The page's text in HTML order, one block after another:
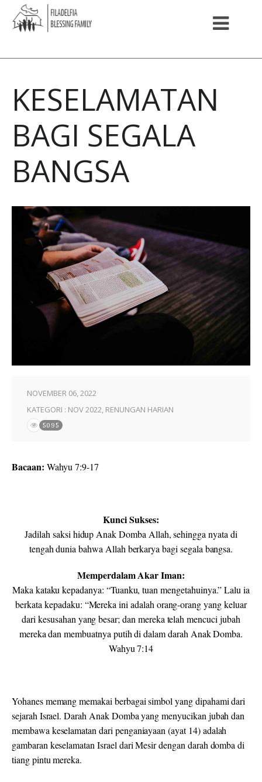
KESELAMATAN
BAGI SEGALA
BANGSA
NOVEMBER 06, 2022
KATEGORI : NOV 2022, RENUNGAN HARIAN
5095
Bacaan: Wahyu 7:9-17
Kunci Sukses:
Jadilah saksi hidup Anak Domba Allah, sehingga nyata di
tengah dunia bahwa Allah berkarya bagi segala bangsa.
Memperdalam Akar Iman:
Maka kataku kepadanya: “Tuanku, tuan mengetahuinya.” Lalu ia
berkata kepadaku: “Mereka ini adalah orang-orang yang keluar
dari kesusahan yang besar; dan mereka telah mencuci jubah
mereka dan membuatnya putih di dalam darah Anak Domba.
Wahyu 7:14
Yohanes memang memakai berbagai simbol yang dipahami dari
sejarah Israel. Darah Anak Domba yang menyucikan jubah dan
membawa keselamatan dari penganiayaan (ayat 14) adalah
gambaran keselamatan Israel dari Mesir dengan darah domba di
tiang pintu mereka.